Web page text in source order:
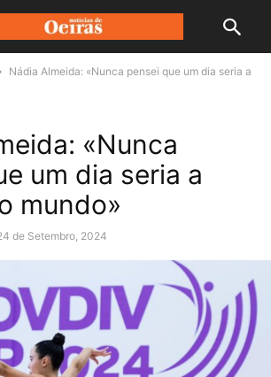
Nádia Almeida: «Nunca pensei que um dia seria a
«Nunca
um dia seria a
mundo»
de Setembro, 2024